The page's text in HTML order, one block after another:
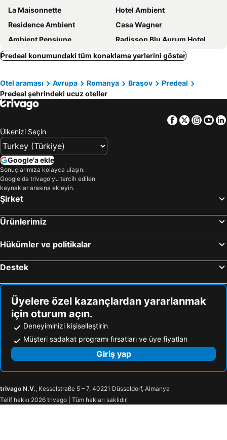
La Maisonnette
Hotel Ambient
Residence Ambient
Casa Wagner
Ambient Pensiune
Radisson Blu Aurum Hotel, Brasov
Hotel Rina Cerbul
House of Dracula Hotel
Drachenhaus
Hotel Apollonia
Q Resort and Spa
Long Street Hotel
Hotel Rainer
Cristal Sinaia
Hotel Gott
Hotel Escalade
Pietrele lui Solomon
Aurelius Imparatul Romanilor
Hotel Castel Suceava
Residence Hirscher
Calea Poienii Penthouse
Hotel Piemonte
Hotel Crisalpin
Belfort Hotel
Victoria Bulevard Hotel
Casa Vacanza Brasov
Hotel Carpathia
Hotel Ski&Sky
Pensiunea Campionilor
Mont Blanc
Cabana Fulg De Nea Predeal
Villa Milcov
Casa Ardeleana
Lux Garden Hotel
Teleferic Grand Hotel
Predeal konumundaki tüm konaklama yerlerini göster
Otel araması Avrupa Romanya Braşov
Predeal
Predeal şehrindeki ucuz oteller
Facebook
Twitter
Ülkenizi Seçin
Google'a ekle
Sonuçlarımıza kolayca ulaşın:
Google'da trivago'yu tercih edilen
kaynaklar arasına ekleyin.
Şirket
Ürünlerimiz
Hükümler ve politikalar
Destek
Üyelere özel kazançlardan yararlanmak
için oturum açın.
Deneyiminizi kişiselleştirin
Müşteri sadakat programı fırsatları ve üye fiyatları
Giriş yap
trivago N.V., Kesselstraße 5 – 7, 40221 Düsseldorf, Almanya
Telif hakkı 2026 trivago | Tüm hakları saklıdır.